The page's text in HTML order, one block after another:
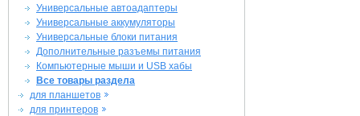
Универсальные автоадаптеры
Универсальные аккумуляторы
Универсальные блоки питания
Дополнительные разъемы питания
Компьютерные мыши и USB хабы
Все товары раздела
для планшетов
для принтеров